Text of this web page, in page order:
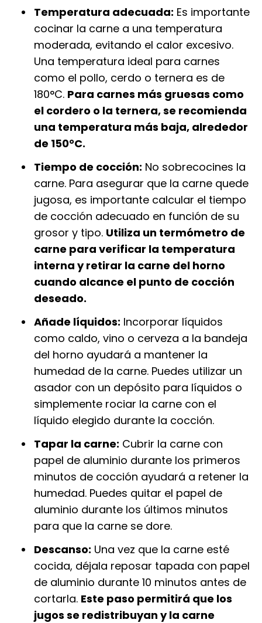
Temperatura adecuada: Es importante
cocinar la carne a una temperatura
moderada, evitando el calor excesivo.
Una temperatura ideal para carnes
como el pollo, cerdo o ternera es de
180°C. Para carnes más gruesas como
el cordero o la ternera, se recomienda
una temperatura más baja, alrededor
de 150°C.
Tiempo de cocción: No sobrecocines la
carne. Para asegurar que la carne quede
jugosa, es importante calcular el tiempo
de cocción adecuado en función de su
grosor y tipo. Utiliza un termómetro de
carne para verificar la temperatura
interna y retirar la carne del horno
cuando alcance el punto de cocción
deseado.
Añade líquidos: Incorporar líquidos
como caldo, vino o cerveza a la bandeja
del horno ayudará a mantener la
humedad de la carne. Puedes utilizar un
asador con un depósito para líquidos o
simplemente rociar la carne con el
líquido elegido durante la cocción.
Tapar la carne: Cubrir la carne con
papel de aluminio durante los primeros
minutos de cocción ayudará a retener la
humedad. Puedes quitar el papel de
aluminio durante los últimos minutos
para que la carne se dore.
Descanso: Una vez que la carne esté
cocida, déjala reposar tapada con papel
de aluminio durante 10 minutos antes de
cortarla. Este paso permitirá que los
jugos se redistribuyan y la carne